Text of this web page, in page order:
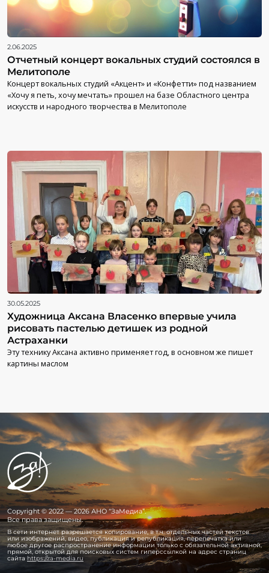
2.06.2025
Отчетный концерт вокальных студий состоялся в
Мелитополе
Концерт вокальных студий «Акцент» и «Конфетти» под названием
«Хочу я петь, хочу мечтать» прошел на базе Областного центра
искусств и народного творчества в Мелитополе
30.05.2025
Художница Аксана Власенко впервые учила
рисовать пастелью детишек из родной
Астраханки
Эту технику Аксана активно применяет год, в основном же пишет
картины маслом
Copyright © 2022 — 2026 АНО “ЗаМедиа”.
Все права защищены.
В сети интернет разрешается копирование, в т.ч. отдельных частей текстов
или изображений, видео, публикация и републикация, перепечатка или
любое другое распространение информации только с обязательной активной,
прямой, открытой для поисковых систем гиперссылкой на адрес страниц
сайта https://za-media.ru